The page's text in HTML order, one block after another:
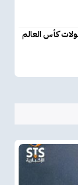
كأس العالم